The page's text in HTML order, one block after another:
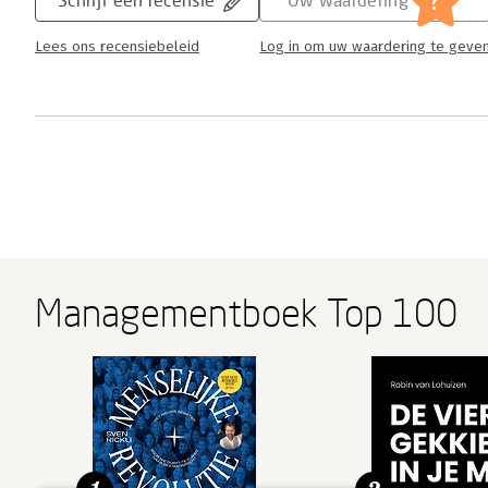
Lees ons recensiebeleid Log in om uw waardering te
Managementboek Top 100